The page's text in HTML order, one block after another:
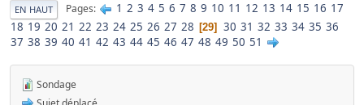
EN HAUT Pages 1 2 3 4 5 6 7 8 9 10 11 12 13 14 15 16 17
18 19 20 21 22 23 24 25 26 27 28 29 30 31 32 33 34 35 36
37 38 39 40 41 42 43 44 45 46 47 48 49 50 51
Sondage